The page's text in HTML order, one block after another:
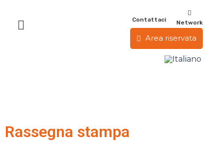
Contattaci Network
Area riservata
Rassegna stampa